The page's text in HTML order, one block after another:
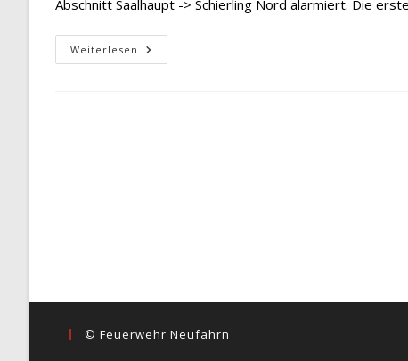
Abschnitt Saalhaupt -> Schierling Nord alarmiert. Die
Weiterlesen Verkehrsunfall
Mit
© Feuerwehr Neufahrn